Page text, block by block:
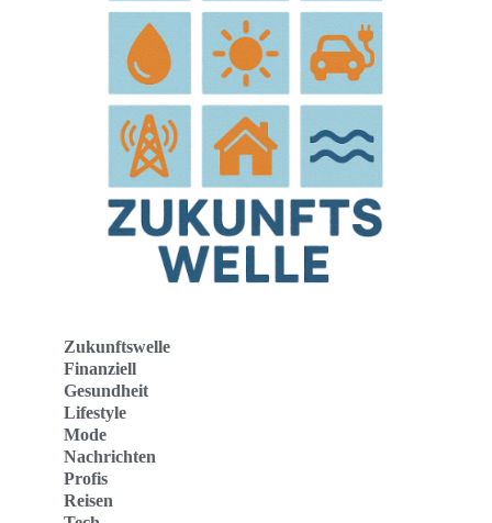
Zukunftswelle
Finanziell
Gesundheit
Lifestyle
Mode
Nachrichten
Profis
Reisen